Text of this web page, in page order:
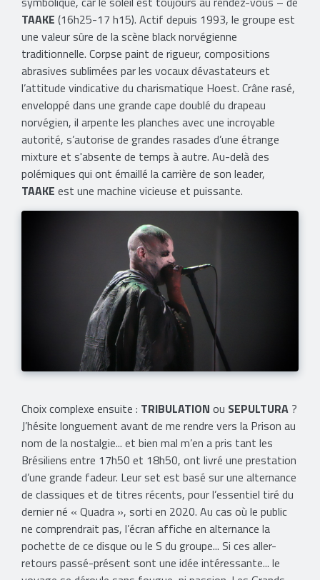
TAAKE (16h25-17 h15). Actif depuis 1993, le groupe est
une valeur sûre de la scène black norvégienne
traditionnelle. Corpse paint de rigueur, compositions
abrasives sublimées par les vocaux dévastateurs et
l’attitude vindicative du charismatique Hoest. Crâne rasé,
enveloppé dans une grande cape doublé du drapeau
norvégien, il arpente les planches avec une incroyable
autorité, s’autorise de grandes rasades d’une étrange
mixture et s'absente de temps à autre. Au-delà des
polémiques qui ont émaillé la carrière de son leader,
TAAKE est une machine vicieuse et puissante.
Choix complexe ensuite : TRIBULATION ou SEPULTURA ?
J’hésite longuement avant de me rendre vers la Prison au
nom de la nostalgie... et bien mal m’en a pris tant les
Brésiliens entre 17h50 et 18h50, ont livré une prestation
d’une grande fadeur. Leur set est basé sur une alternance
de classiques et de titres récents, pour l’essentiel tiré du
dernier né « Quadra », sorti en 2020. Au cas où le public
ne comprendrait pas, l’écran affiche en alternance la
pochette de ce disque ou le S du groupe... Si ces aller-
retours passé-présent sont une idée intéressante... le